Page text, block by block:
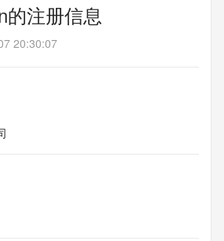
的注册信息
20:30:07